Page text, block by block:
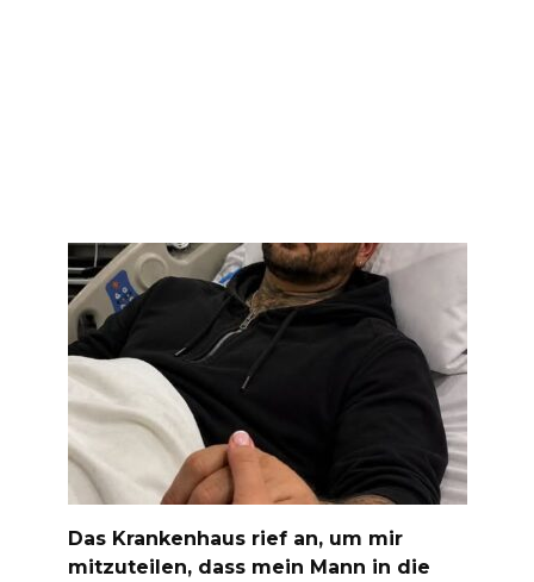
Das Krankenhaus rief an, um mir
mitzuteilen, dass mein Mann in die